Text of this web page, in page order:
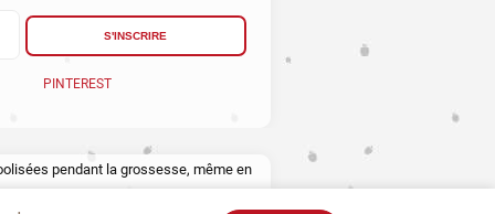
S'INSCRIRE
PINTEREST
pendant la grossesse, même en